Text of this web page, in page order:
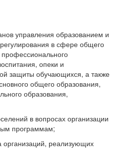
управления образованием и
в сфере общего
опеки и
защиты обучающихся, а также
общего образования,
образования,
в вопросах организации
программам;
организаций, реализующих